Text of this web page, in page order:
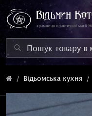
Відьомська кухня